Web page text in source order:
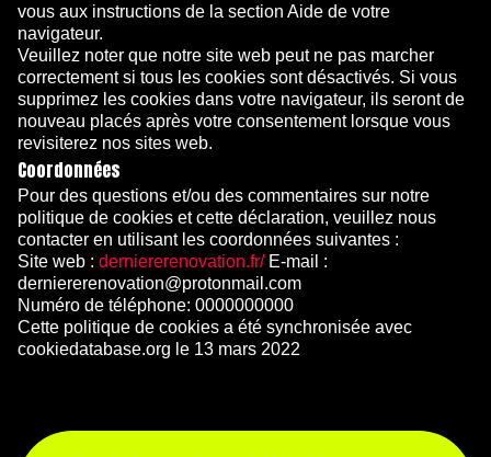
vous aux instructions de la section Aide de votre
navigateur.
Veuillez noter que notre site web peut ne pas marcher
correctement si tous les cookies sont désactivés. Si vous
supprimez les cookies dans votre navigateur, ils seront de
nouveau placés après votre consentement lorsque vous
revisiterez nos sites web.
Coordonnées
Pour des questions et/ou des commentaires sur notre
politique de cookies et cette déclaration, veuillez nous
contacter en utilisant les coordonnées suivantes :
Site web : derniererenovation.fr/E-mail :
derniererenovation@protonmail.com
Numéro de téléphone: 0000000000
Cette politique de cookies a été synchronisée avec
cookiedatabase.org le 13 mars 2022